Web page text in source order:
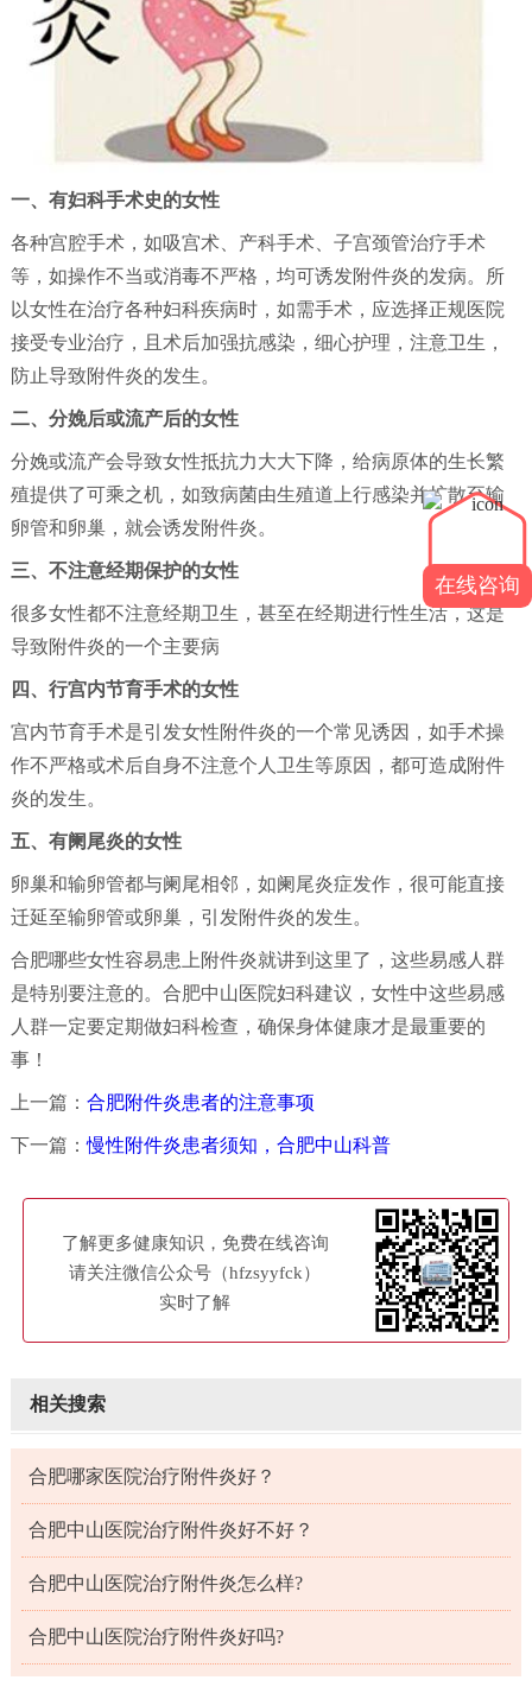
一、有妇科手术史的女性
各种宫腔手术，如吸宫术、产科手术、子宫颈管治疗手术
等，如操作不当或消毒不严格，均可诱发附件炎的发病。所
以女性在治疗各种妇科疾病时，如需手术，应选择正规医院
接受专业治疗，且术后加强抗感染，细心护理，注意卫生，
防止导致附件炎的发生。
二、分娩后或流产后的女性
分娩或流产会导致女性抵抗力大大下降，给病原体的生长繁
殖提供了可乘之机，如致病菌由生殖道上行感染并扩散至输
卵管和卵巢，就会诱发附件炎。
三、不注意经期保护的女性
很多女性都不注意经期卫生，甚至在经期进行性生活，这是
导致附件炎的一个主要病
四、行宫内节育手术的女性
宫内节育手术是引发女性附件炎的一个常见诱因，如手术操
作不严格或术后自身不注意个人卫生等原因，都可造成附件
炎的发生。
五、有阑尾炎的女性
卵巢和输卵管都与阑尾相邻，如阑尾炎症发作，很可能直接
迁延至输卵管或卵巢，引发附件炎的发生。
合肥哪些女性容易患上附件炎就讲到这里了，这些易感人群
是特别要注意的。合肥中山医院妇科建议，女性中这些易感
人群一定要定期做妇科检查，确保身体健康才是最重要的
事！
上一篇： 合肥附件炎患者的注意事项
下一篇：慢性附件炎患者须知，合肥中山科普
了解更多健康知识，免费在线咨询
请关注微信公众号（hfzsyyfck）
实时了解
相关搜索
合肥哪家医院治疗附件炎好？
合肥中山医院治疗附件炎好不好？
合肥中山医院治疗附件炎怎么样?
合肥中山医院治疗附件炎好吗?
在线咨询